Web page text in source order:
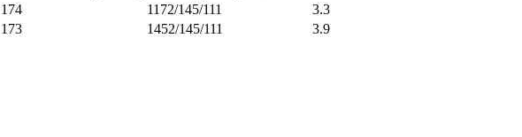
174 1172/145/111
3.3
173 1452/145/111 3.9